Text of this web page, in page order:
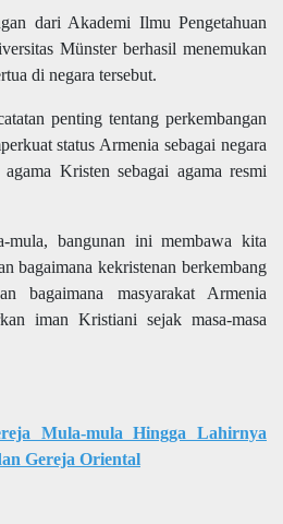
dari Akademi Ilmu Pengetahuan
Münster berhasil menemukan
di negara tersebut.
penting tentang perkembangan
status Armenia sebagai negara
Kristen sebagai agama resmi
mula, bangunan ini membawa kita
bagaimana kekristenan berkembang
bagaimana masyarakat Armenia
iman Kristiani sejak masa-masa
Mula-mula Hingga Lahirnya
Gereja Oriental